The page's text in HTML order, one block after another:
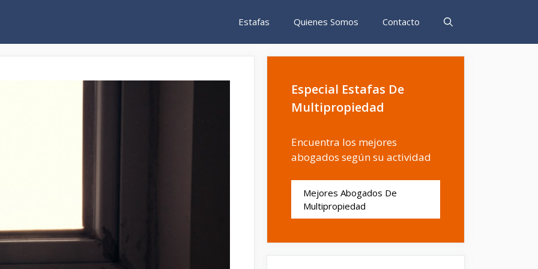
Estafas Quienes Somos Contacto
Especial Estafas De
Multipropiedad
Encuentra los mejores
abogados según su actividad
Mejores Abogados De
Multipropiedad